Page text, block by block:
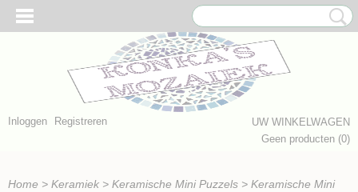
Inloggen Registreren
UW WINKELWAGEN
Geen producten (0)
Home > Keramiek > Keramische Mini Puzzels > Keramische Mini